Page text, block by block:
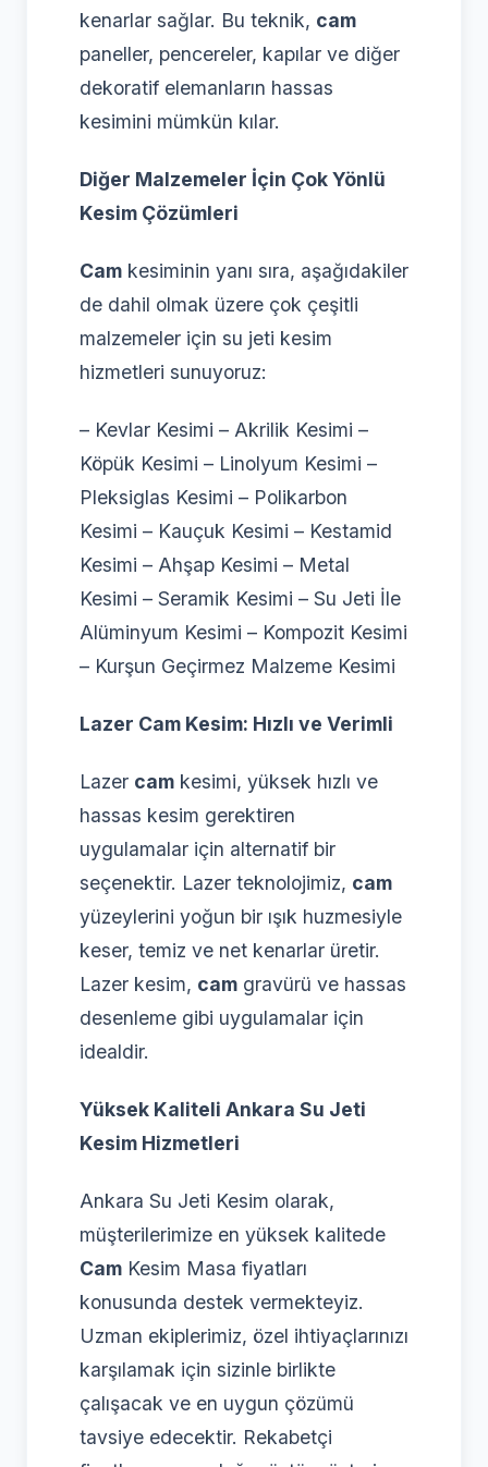
kenarlar sağlar. Bu teknik, cam
paneller, pencereler, kapılar ve diğer
dekoratif elemanların hassas
kesimini mümkün kılar.
Diğer Malzemeler İçin Çok Yönlü
Kesim Çözümleri
Cam kesiminin yanı sıra, aşağıdakiler
de dahil olmak üzere çok çeşitli
malzemeler için su jeti kesim
hizmetleri sunuyoruz:
– Kevlar Kesimi – Akrilik Kesimi –
Köpük Kesimi – Linolyum Kesimi –
Pleksiglas Kesimi – Polikarbon
Kesimi – Kauçuk Kesimi – Kestamid
Kesimi – Ahşap Kesimi – Metal
Kesimi – Seramik Kesimi – Su Jeti İle
Alüminyum Kesimi – Kompozit Kesimi
– Kurşun Geçirmez Malzeme Kesimi
Lazer Cam Kesim: Hızlı ve Verimli
Lazer cam kesimi, yüksek hızlı ve
hassas kesim gerektiren
uygulamalar için alternatif bir
seçenektir. Lazer teknolojimiz, cam
yüzeylerini yoğun bir ışık huzmesiyle
keser, temiz ve net kenarlar üretir.
Lazer kesim, cam gravürü ve hassas
desenleme gibi uygulamalar için
idealdir.
Yüksek Kaliteli Ankara Su Jeti
Kesim Hizmetleri
Ankara Su Jeti Kesim olarak,
müşterilerimize en yüksek kalitede
Cam Kesim Masa fiyatları
konusunda destek vermekteyiz.
Uzman ekiplerimiz, özel ihtiyaçlarınızı
karşılamak için sizinle birlikte
çalışacak ve en uygun çözümü
tavsiye edecektir. Rekabetçi